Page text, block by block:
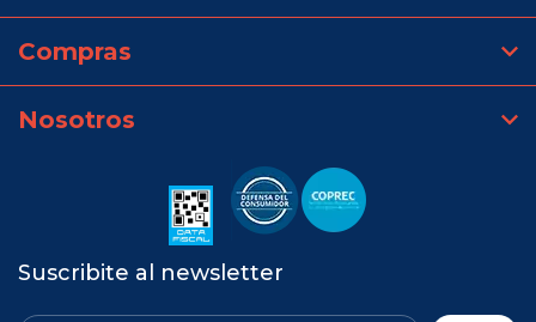
Compras
Nosotros
Suscribite al newsletter